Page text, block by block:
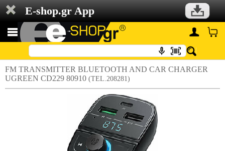
E-shop.gr App
FM TRANSMITTER BLUETOOTH AND CAR CHARGER
UGREEN CD229 80910 (TEL.208281)